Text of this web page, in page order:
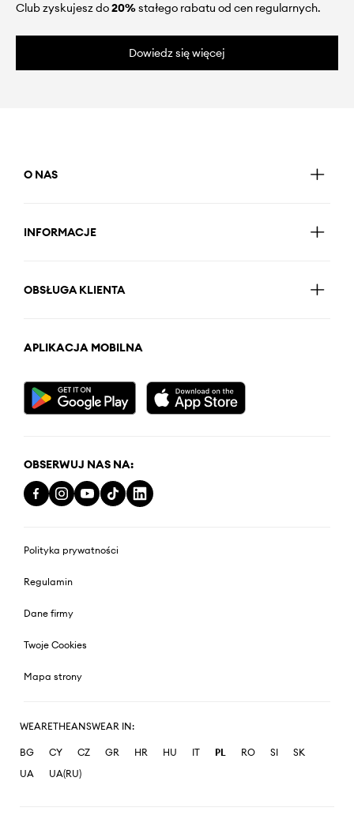
Club zyskujesz do20%stałego rabatu od cen regularnych.
Dowiedz się więcej
O NAS
INFORMACJE
OBSŁUGA KLIENTA
APLIKACJA MOBILNA
OBSERWUJ NAS NA:
Polityka prywatności
Regulamin
Dane firmy
Twoje Cookies
Mapa strony
WEARETHEANSWEAR IN:
BG CY CZ GR HR HU IT PL RO SI
SK
UA
UA(RU)